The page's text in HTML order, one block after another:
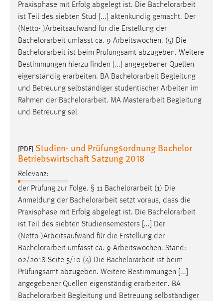
Praxisphase mit Erfolg abgelegt ist. Die Bachelorarbeit
ist Teil des siebten Stud [...] aktenkundig gemacht. Der
(Netto- )Arbeitsaufwand für die Erstellung der
Bachelorarbeit umfasst ca. 9 Arbeitswochen. (5) Die
Bachelorarbeit ist beim Prüfungsamt abzugeben. Weitere
Bestimmungen hierzu finden [...] angegebener Quellen
eigenständig erarbeiten. BA Bachelorarbeit Begleitung
und Betreuung selbständiger studentischer Arbeiten im
Rahmen der Bachelorarbeit. MA Masterarbeit Begleitung
und Betreuung sel
[PDF] Studien- und Prüfungsordnung Bachelor
Betriebswirtschaft Satzung 2018
Relevanz:
der Prüfung zur Folge. § 11 Bachelorarbeit (1) Die
Anmeldung der Bachelorarbeit setzt voraus, dass die
Praxisphase mit Erfolg abgelegt ist. Die Bachelorarbeit
ist Teil des siebten Studiensemesters [...] Der
(Netto-)Arbeitsaufwand für die Erstellung der
Bachelorarbeit umfasst ca. 9 Arbeitswochen. Stand:
02/2018 Seite 5/10 (4) Die Bachelorarbeit ist beim
Prüfungsamt abzugeben. Weitere Bestimmungen [...]
angegebener Quellen eigenständig erarbeiten. BA
Bachelorarbeit Begleitung und Betreuung selbständiger
Zweck:
Für performante Seitenauslieferung wird in diesem Cookie
gespeichert, ob man eingeloggt ist.
Sprachpräferenz
Name:
site-language-preference
Zweck:
Das Cookie speichert die gewählte Sprache der Website.
30 Tage
Chat
Name:
chat-frame-style-5e9dbeb1811c0446
Zweck:
Wird benötigt um die Chatfunktion nutzen zu können.
Cookie Laufzeit:
MibewSessionID, mibew-chat-frame-style-
5e9dbeb1811c0446 = Sitzungslaufzeit, mibew_locale = 3
Jahre, MIBEW_UserID = 1 Jahr